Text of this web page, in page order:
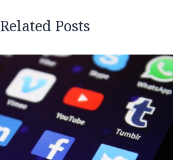
Related Posts